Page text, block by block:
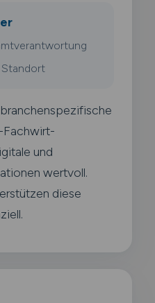
Fachwirt-
und
wertvoll.
diese